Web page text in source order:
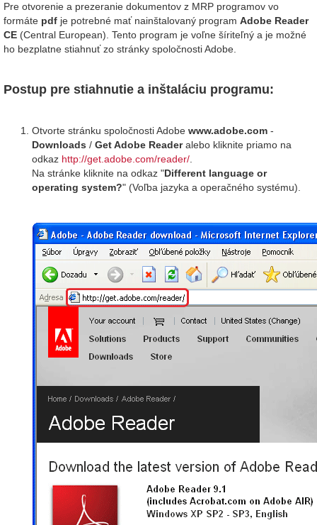
Pre otvorenie a prezeranie dokumentov z MRP programov vo
formáte pdf je potrebné mať nainštalovaný program Adobe Reader
CE (Central European). Tento program je voľne šíriteľný a je možné
ho bezplatne stiahnuť zo stránky spoločnosti Adobe.
Postup pre stiahnutie a inštaláciu programu:
Otvorte stránku spoločnosti Adobe www.adobe.com -
Downloads / Get Adobe Readeralebo kliknite priamo na
odkaz http://get.adobe.com/reader/
Na stránke kliknite na odkaz "Different language or
operating system?" (Voľba jazyka a operačného systému).